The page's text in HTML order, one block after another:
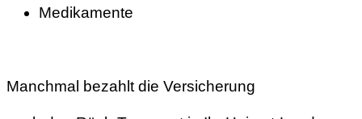
Medikamente
Manchmal bezahlt die Versicherung